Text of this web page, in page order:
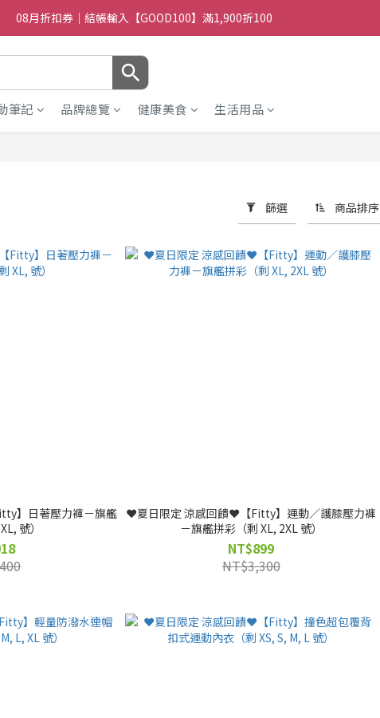
08月折扣券｜結帳輸入【GOOD100】滿1,900折100
08月折扣券｜結帳輸入【GOOD100】滿1,900折100
08月折扣券｜結帳輸入【GOOD250】滿2,500折200
08月折扣券｜結帳輸入【GOOD100】滿1,900折100
筆記 品牌總覽 健康美食 生活用品
篩選 商品排序
】日著壓力褲－旗艦
無痕款（剩 XL, 號）
❤️夏日限定 涼感回饋❤️【Fitty】運動／護膝壓力褲
－旗艦拼彩（剩 XL, 2XL 號）
NT$899
NT$3,300